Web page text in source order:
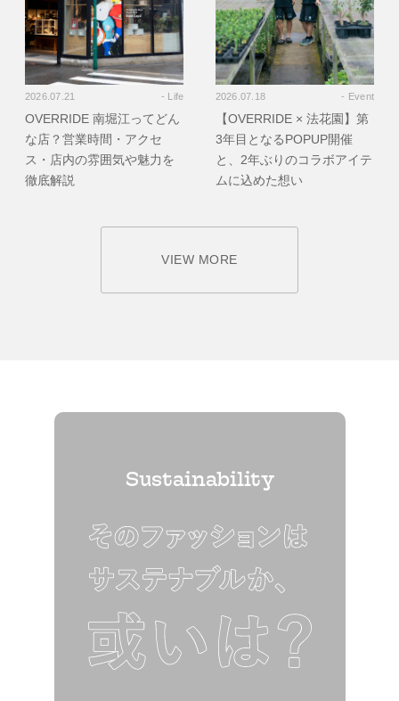
2026.07.21 - Life
OVERRIDE 南堀江ってどん
な店？営業時間・アクセ
ス・店内の雰囲気や魅力を
徹底解説
2026.07.18 - Event
【OVERRIDE × 法花園】第
3年目となるPOPUP開催
と、2年ぶりのコラボアイテ
ムに込めた想い
VIEW MORE
Sustainability